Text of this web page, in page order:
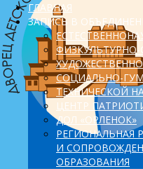
ГЛАВНАЯ
ЗАПИСЬ В
СОЦИАЛЬНО-
ТЕХНИЧЕСКОЙ
ЦЕНТР
ДОЛ «ОРЛЕНОК»
PЕГИОНАЛЬНАЯ
И
ОБРАЗОВАНИЯ